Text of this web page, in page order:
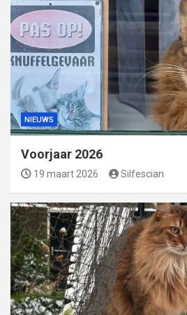
NIEUWS
Voorjaar 2026
19 maart 2026 Silfescian